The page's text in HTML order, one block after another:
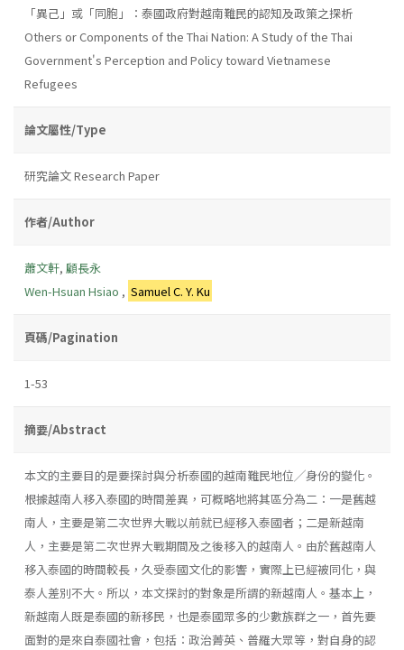
「異己」或「同胞」：泰國政府對越南難民的認知及政策之探析
Others or Components of the Thai Nation: A Study of the Thai
Government's Perception and Policy toward Vietnamese
Refugees
論文屬性/Type
研究論文 Research Paper
作者/Author
蕭文軒, 顧長永
Wen-Hsuan Hsiao , Samuel C. Y. Ku
頁碼/Pagination
1-53
摘要/Abstract
本文的主要目的是要探討與分析泰國的越南難民地位╱身份的變化。
根據越南人移入泰國的時間差異，可概略地將其區分為二：一是舊越
南人，主要是第二次世界大戰以前就已經移入泰國者；二是新越南
人，主要是第二次世界大戰期間及之後移入的越南人。由於舊越南人
移入泰國的時間較長，久受泰國文化的影響，實際上已經被同化，與
泰人差別不大。所以，本文探討的對象是所謂的新越南人。基本上，
新越南人既是泰國的新移民，也是泰國眾多的少數族群之一，首先要
面對的是來自泰國社會，包括：政治菁英、普羅大眾等，對自身的認